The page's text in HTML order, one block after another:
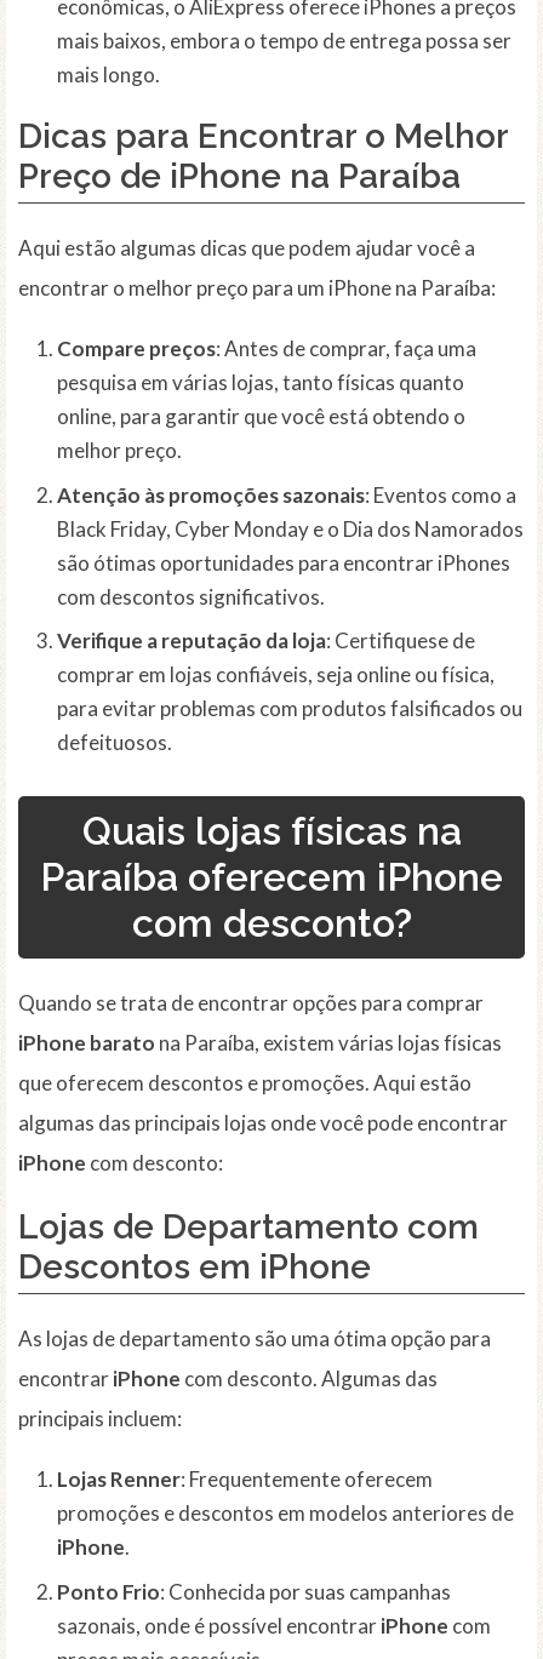
econômicas, o AliExpress oferece iPhones a preços
mais baixos, embora o tempo de entrega possa ser
mais longo.
Dicas para Encontrar o Melhor
Preço de iPhone na Paraíba
Aqui estão algumas dicas que podem ajudar você a
encontrar o melhor preço para um iPhone na Paraíba:
Compare preços: Antes de comprar, faça uma
pesquisa em várias lojas, tanto físicas quanto
online, para garantir que você está obtendo o
melhor preço.
Atenção às promoções sazonais: Eventos como a
Black Friday, Cyber Monday e o Dia dos Namorados
são ótimas oportunidades para encontrar iPhones
com descontos significativos.
Verifique a reputação da loja: Certifiquese de
comprar em lojas confiáveis, seja online ou física,
para evitar problemas com produtos falsificados ou
defeituosos.
Quais lojas físicas na
Paraíba oferecem iPhone
com desconto?
Quando se trata de encontrar opções para comprar
iPhone barato na Paraíba, existem várias lojas físicas
que oferecem descontos e promoções. Aqui estão
algumas das principais lojas onde você pode encontrar
iPhone com desconto:
Lojas de Departamento com
Descontos em iPhone
As lojas de departamento são uma ótima opção para
encontrariPhone com desconto. Algumas das
principais incluem:
Lojas Renner: Frequentemente oferecem
promoções e descontos em modelos anteriores de
iPhone.
Ponto Frio: Conhecida por suas campanhas
sazonais, onde é possível encontrariPhone com